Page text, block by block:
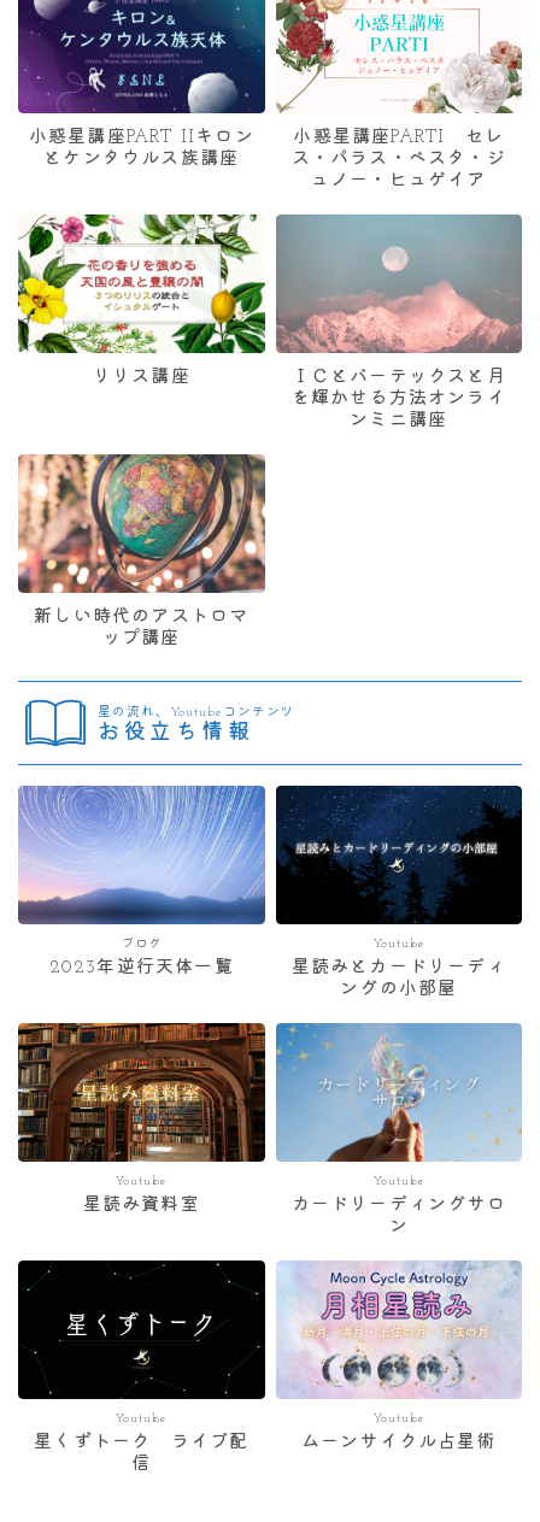
小惑星講座PART IIキロン
とケンタウルス族講座
小惑星講座PARTI セレ
ス・パラス・ベスタ・ジ
ュノー・ヒュゲイア
リリス講座
ＩＣとバーテックスと月
を輝かせる方法オンライ
ンミニ講座
新しい時代のアストロマ
ップ講座
星の流れ、Youtubeコンテンツ
お役立ち情報
ブログ
2023年逆行天体一覧
Youtube
星読みとカードリーディ
ングの小部屋
Youtube
星読み資料室
Youtube
カードリーディングサロ
ン
Youtube
星くずトーク ライブ配
信
Youtube
ムーンサイクル占星術